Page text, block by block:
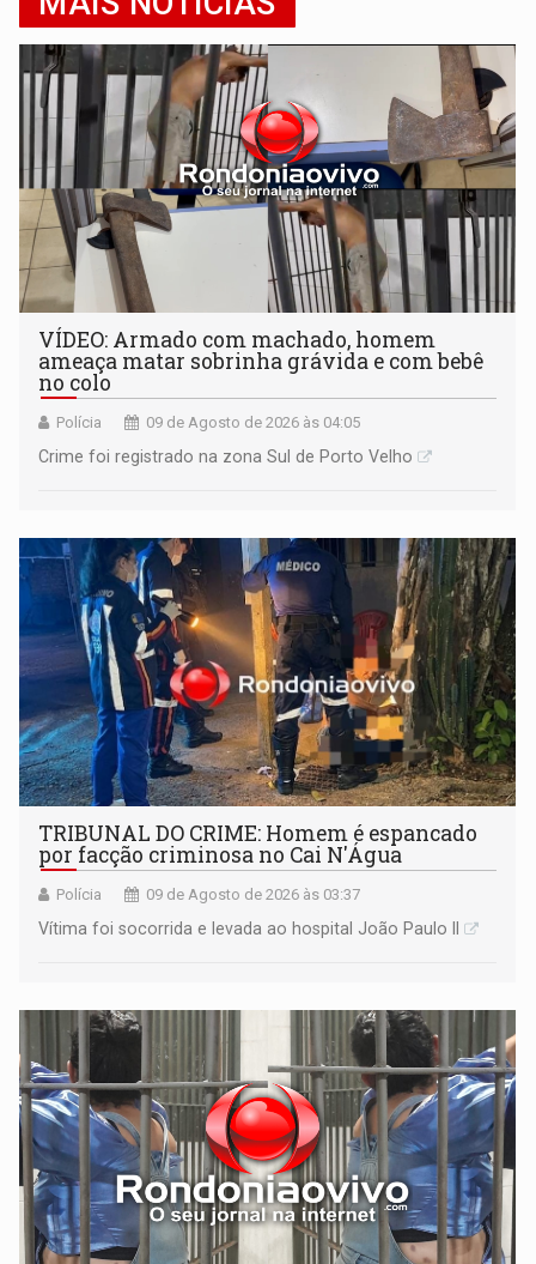
VÍDEO: Armado com machado, homem
ameaça matar sobrinha grávida e com bebê
no colo
Polícia 09 de Agosto de 2026 às 04:05
Crime foi registrado na zona Sul de Porto Velho
TRIBUNAL DO CRIME: Homem é espancado
por facção criminosa no Cai N'Água
Polícia 09 de Agosto de 2026 às 03:37
Vítima foi socorrida e levada ao hospital João Paulo II